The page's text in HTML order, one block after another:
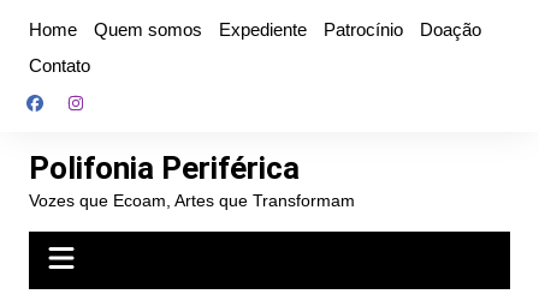
conteúdo
Home Quem somos Expediente Patrocínio
Doação
Contato
Polifonia Periférica
Vozes que Ecoam, Artes que Transformam